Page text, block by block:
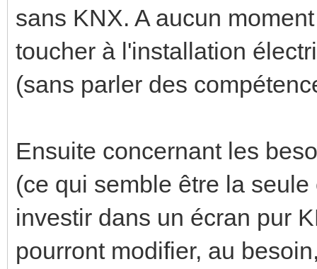
sans KNX. A aucun
toucher à l'installation
(sans parler des
Ensuite concernant les
(ce qui semble être la
investir dans un écran pur
pourront modifier, au